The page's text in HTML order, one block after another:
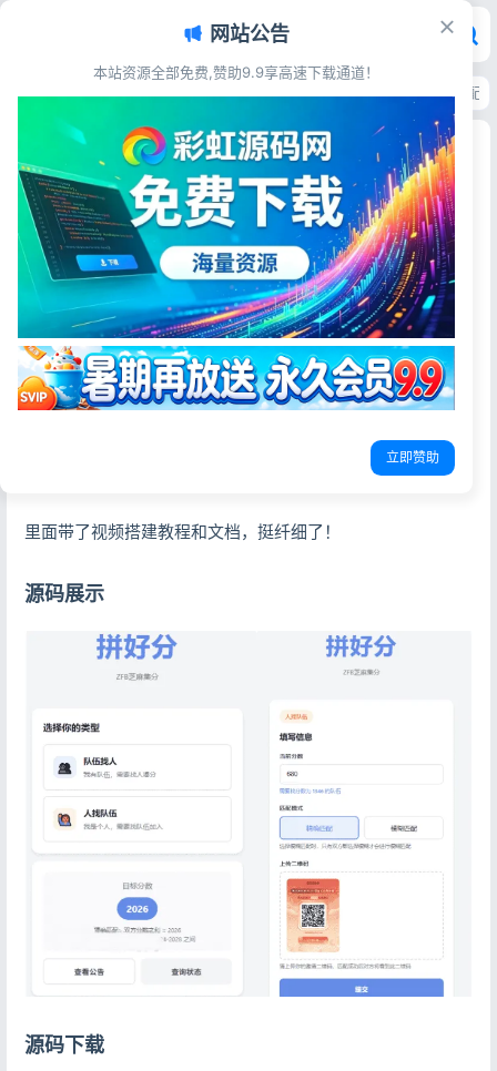
首页>源码资源>其他源码>拼好分支付宝芝麻集分互助匹配系统 快速匹配
拼好分支付宝芝麻集分互助匹配系统 快速匹配集分
互助伙伴源码
彩虹源码网
2026-06-16 12阅读
源码简介
拼好分 – 互助集分匹配系统
一个用于ZFB 刺激集分活动的自动匹配系统，帮助队伍和个
里面带了视频搭建教程和文档，挺纤细了！
源码展示
源码下载
网站公告
本站资源全部免费,赞助9.9享高速下载通道！
立即赞助